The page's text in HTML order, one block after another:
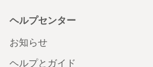
ヘルプセンター
お知らせ
ヘルプとガイド